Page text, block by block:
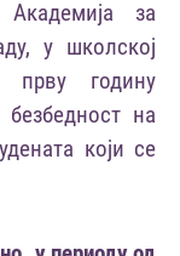
за
у школској
годину
безбедност на
који се